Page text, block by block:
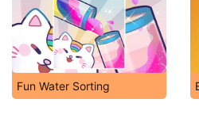
Fun Water Sorting